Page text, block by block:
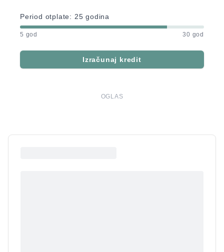
Period otplate: 25 godina
5 god 30 god
Izračunaj kredit
OGLAS